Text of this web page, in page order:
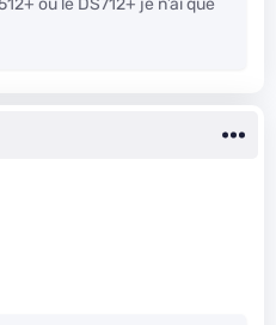
ou le DS712+ je n’ai que